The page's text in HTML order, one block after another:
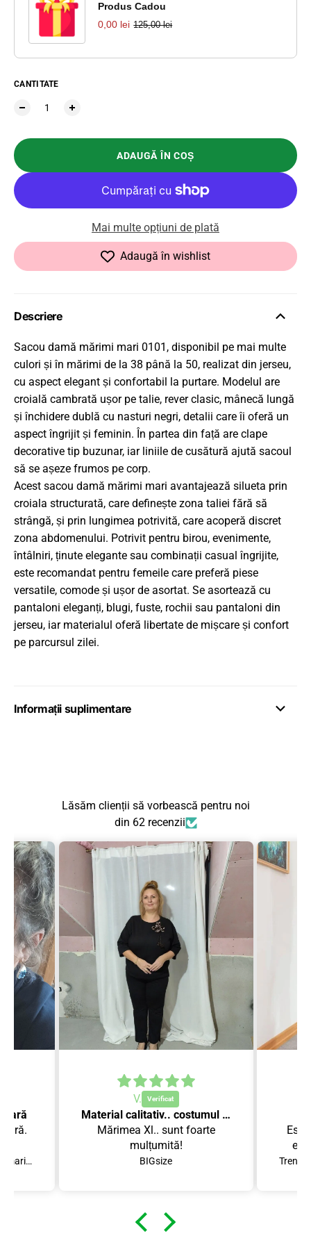
Produs Cadou
0,00 lei 125,00 lei
CANTITATE
ADAUGĂ ÎN COȘ
Mai multe opțiuni de plată
Adaugă în wishlist
Descriere
Sacou damă mărimi mari 0101, disponibil pe mai multe
culori și în mărimi de la 38 până la 50, realizat din jerseu,
cu aspect elegant și confortabil la purtare. Modelul are
croială cambrată ușor pe talie, rever clasic, mânecă lungă
și închidere dublă cu nasturi negri, detalii care îi oferă un
aspect îngrijit și feminin. În partea din față are clape
decorative tip buzunar, iar liniile de cusătură ajută sacoul
să se așeze frumos pe corp.
Acest sacou damă mărimi mari avantajează silueta prin
croiala structurată, care definește zona taliei fără să
strângă, și prin lungimea potrivită, care acoperă discret
zona abdomenului. Potrivit pentru birou, evenimente,
întâlniri, ținute elegante sau combinații casual îngrijite,
este recomandat pentru femeile care preferă piese
versatile, comode și ușor de asortat. Se asortează cu
pantaloni eleganți, blugi, fuste, rochii sau pantaloni din
jerseu, iar materialul oferă libertate de mișcare și confort
pe parcursul zilei.
Informații suplimentare
Lăsăm clienții să vorbească pentru noi
din 62 recenzii
vară
Compleu scurt dama marimi mari 8101
V.
Material calitativ.. costumul se așează perfect!
Mărimea Xl.. sunt foarte
mulțumită!
BIGsize